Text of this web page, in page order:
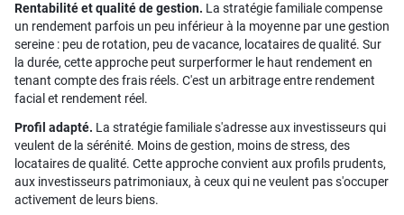
Rentabilité et qualité de gestion. La stratégie familiale compense
un rendement parfois un peu inférieur à la moyenne par une gestion
sereine : peu de rotation, peu de vacance, locataires de qualité. Sur
la durée, cette approche peut surperformer le haut rendement en
tenant compte des frais réels. C'est un arbitrage entre rendement
facial et rendement réel.
Profil adapté. La stratégie familiale s'adresse aux investisseurs qui
veulent de la sérénité. Moins de gestion, moins de stress, des
locataires de qualité. Cette approche convient aux profils prudents,
aux investisseurs patrimoniaux, à ceux qui ne veulent pas s'occuper
activement de leurs biens.